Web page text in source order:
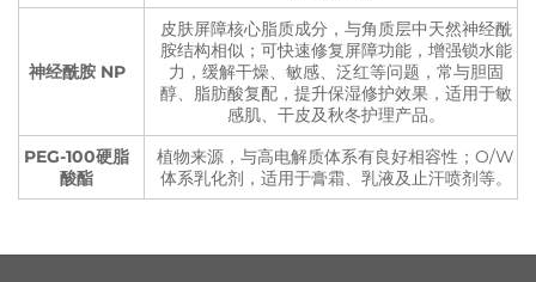
神经酰胺 NP
皮肤屏障核心脂质成分，与角质层中天然神经酰
胺结构相似；可快速修复屏障功能，增强锁水能
力，缓解干燥、敏感、泛红等问题，常与胆固
醇、脂肪酸复配，提升保湿修护效果，适用于敏
感肌、干皮及秋冬护理产品。
PEG-100硬脂
酸酯
植物来源，与高电解质体系有良好相容性；O/W
体系乳化剂，适用于膏霜、乳液及止汗喷剂等。